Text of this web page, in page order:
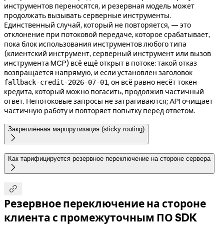
инструментов переносятся, и резервная модель может
продолжать вызывать серверные инструменты.
Единственный случай, который не повторяется, — это
отклонение при потоковой передаче, которое срабатывает,
пока блок использования инструментов любого типа
(клиентский инструмент, серверный инструмент или вызов
инструмента MCP) всё ещё открыт в потоке: такой отказ
возвращается напрямую, и если установлен заголовок
fallback-credit-2026-07-01, он всё равно несёт токен
кредита, который можно погасить, продолжив частичный
ответ. Непотоковые запросы не затрагиваются; API очищает
частичную работу и повторяет попытку перед ответом.
Закреплённая маршрутизация (sticky routing)

Как тарифицируется резервное переключение на стороне сервера


Резервное переключение на стороне
клиента с промежуточным ПО SDK